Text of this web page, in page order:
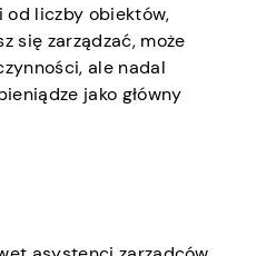
od liczby obiektów,
się zarządzać, może
ale nadal
jako główny